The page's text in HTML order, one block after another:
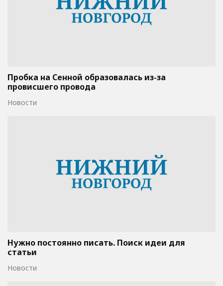
Пробка на Сенной образовалась из-за
провисшего провода
Новости
Нужно постоянно писать. Поиск идеи для
статьи
Новости